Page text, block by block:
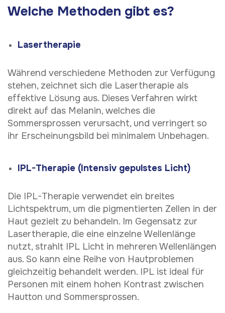
Welche Methoden gibt es?
Lasertherapie
Während verschiedene Methoden zur Verfügung
stehen, zeichnet sich die Lasertherapie als
effektive Lösung aus. Dieses Verfahren wirkt
direkt auf das Melanin, welches die
Sommersprossen verursacht, und verringert so
ihr Erscheinungsbild bei minimalem Unbehagen.
IPL-Therapie (Intensiv gepulstes Licht)
Die IPL-Therapie verwendet ein breites
Lichtspektrum, um die pigmentierten Zellen in der
Haut gezielt zu behandeln. Im Gegensatz zur
Lasertherapie, die eine einzelne Wellenlänge
nutzt, strahlt IPL Licht in mehreren Wellenlängen
aus. So kann eine Reihe von Hautproblemen
gleichzeitig behandelt werden. IPL ist ideal für
Personen mit einem hohen Kontrast zwischen
Hautton und Sommersprossen.